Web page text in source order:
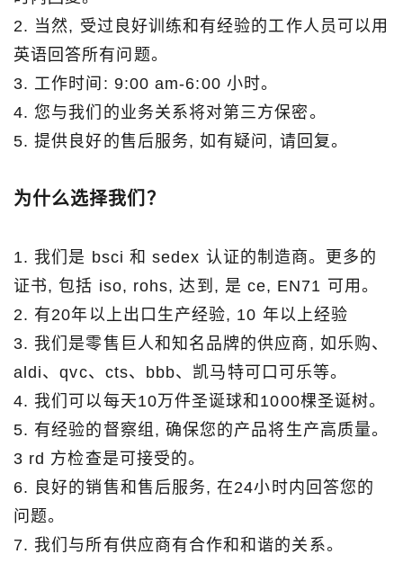
2. 当然, 受过良好训练和有经验的工作人员可以用
英语回答所有问题。
3. 工作时间: 9:00 am-6:00 小时。
4. 您与我们的业务关系将对第三方保密。
5. 提供良好的售后服务, 如有疑问, 请回复。
为什么选择我们？
1. 我们是 bsci 和 sedex 认证的制造商。更多的
证书, 包括 iso, rohs, 达到, 是 ce, EN71 可用。
2. 有20年以上出口生产经验, 10 年以上经验
3. 我们是零售巨人和知名品牌的供应商, 如乐购、
aldi、qvc、cts、bbb、凯马特可口可乐等。
4. 我们可以每天10万件圣诞球和1000棵圣诞树。
5. 有经验的督察组, 确保您的产品将生产高质量。
3 rd 方检查是可接受的。
6. 良好的销售和售后服务, 在24小时内回答您的
问题。
7. 我们与所有供应商有合作和和谐的关系。